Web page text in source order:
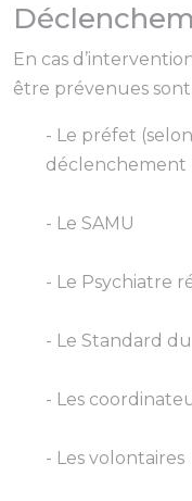
En cas
être prévenues sont
- Le préfet
déclenchement
- Le SAMU
- Le Psychiatre
- Le Standard
- Les
- Les volontaires